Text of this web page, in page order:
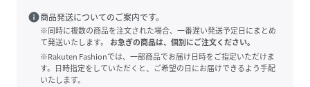
info商品発送についてのご案内です。
※同時に複数の商品を注文された場合、一番遅い発送予定日にまとめ
て発送いたします。
お急ぎの商品は、個別にご注文ください。
※Rakuten Fashionでは、一部商品でお届け日時をご指定いただけま
す。日時指定をしていただくと、ご希望の日にお届けできるよう手配
いたします。